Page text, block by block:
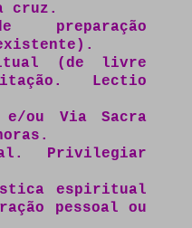
cruz.
(de livre
Lectio
ou Via Sacra
Privilegiar
espiritual
pessoal ou